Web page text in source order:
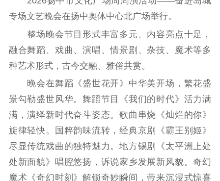
公共服务
提升资源库
政务服务
登记服务
科研创新
服务管理平台
智库服务
管理平台
文艺创作
文化产业
统计分析
数字出版
审读服务
新闻发布工作备
案管理系统
电影
服务
理论宣讲
共建共享平台
政工继续教育学
习平台
责任编辑注册
业务申报系统
专场文艺晚会在扬中奥体中心北广场举行。
整场晚会节目形式丰富多元、内容亮点十足，
融合舞蹈、戏曲、演唱、情景剧、杂技、魔术等多
种艺术形式，古今交融、雅俗共赏。
晚会在舞蹈《盛世花开》中华美开场，繁花盛
景勾勒盛世风华。舞蹈节目《我们的时代》活力满
满，演绎新时代奋斗姿态。歌曲串烧《灿烂的你》
旋律轻快。国粹韵味流转，经典京剧《霸王别姬》
尽显传统戏曲的独特魅力。地方锡剧《太平洲上处
处新面貌》唱腔悠扬，诉说家乡发展新风貌。奇幻
魔术《奇幻时刻》解锁奇妙瞬间，带来沉浸式惊喜